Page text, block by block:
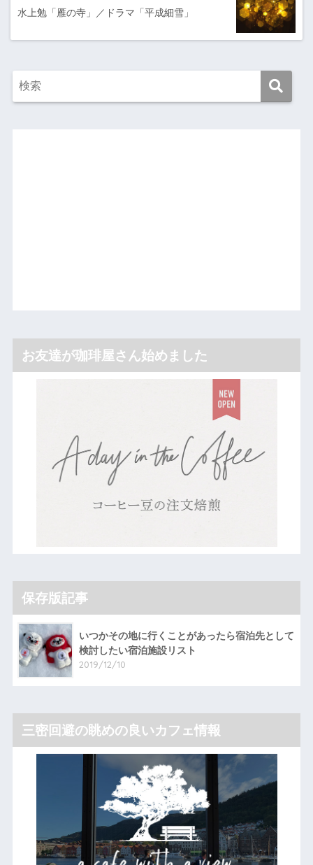
水上勉「雁の寺」／ドラマ「平成細雪」
お友達が珈琲屋さん始めました
保存版記事
いつかその地に行くことがあったら宿泊先として
検討したい宿泊施設リスト
2019/12/10
三密回避の眺めの良いカフェ情報